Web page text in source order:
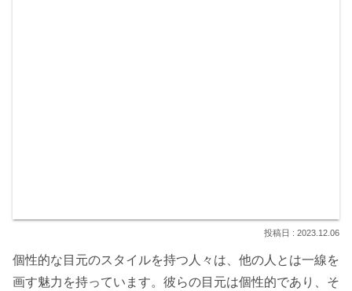
2023.12.06
個性的な目元のスタイルを持つ人々は、他の人とは一線を
画す魅力を持っています。彼らの目元は個性的であり、そ